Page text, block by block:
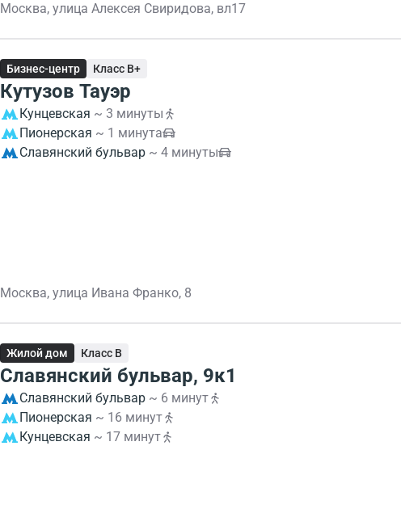
Москва, улица Алексея Свиридова, вл17
Бизнес-центр Класс B+
Кутузов Тауэр
Кунцевская ~ 3 минуты
Пионерская ~ 1 минута
Славянский бульвар ~ 4 минуты
Москва, улица Ивана Франко, 8
Жилой дом Класс B
Славянский бульвар, 9к1
Славянский бульвар ~ 6 минут
Пионерская ~ 16 минут
Кунцевская ~ 17 минут